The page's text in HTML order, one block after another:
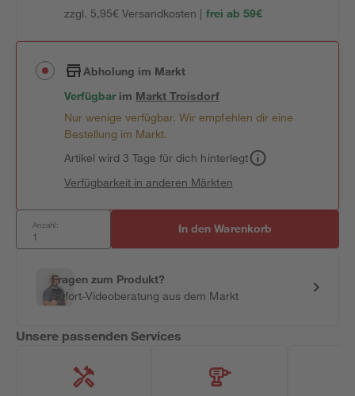
zzgl. 5,95€ Versandkosten | frei ab 59€
Abholung im Markt
Verfügbar im MarktTroisdorf
Nur wenige verfügbar. Wir empfehlen dir eine
Bestellung im Markt.
Artikel wird 3 Tage für dich hinterlegt
Verfügbarkeit in anderen Märkten
Anzahl: In den Warenkorb
Fragen zum Produkt?
Sofort-Videoberatung aus dem Markt
Unsere passenden Services